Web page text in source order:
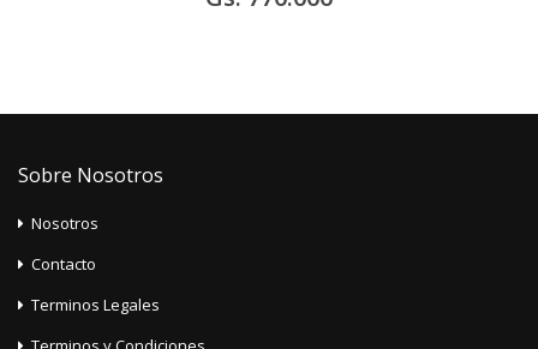
Sobre Nosotros
Nosotros
Contacto
Terminos Legales